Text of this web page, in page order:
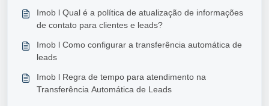
Imob l Qual é a política de atualização de informações
de contato para clientes e leads?
Imob l Como configurar a transferência automática de
leads
Imob l Regra de tempo para atendimento na
Transferência Automática de Leads